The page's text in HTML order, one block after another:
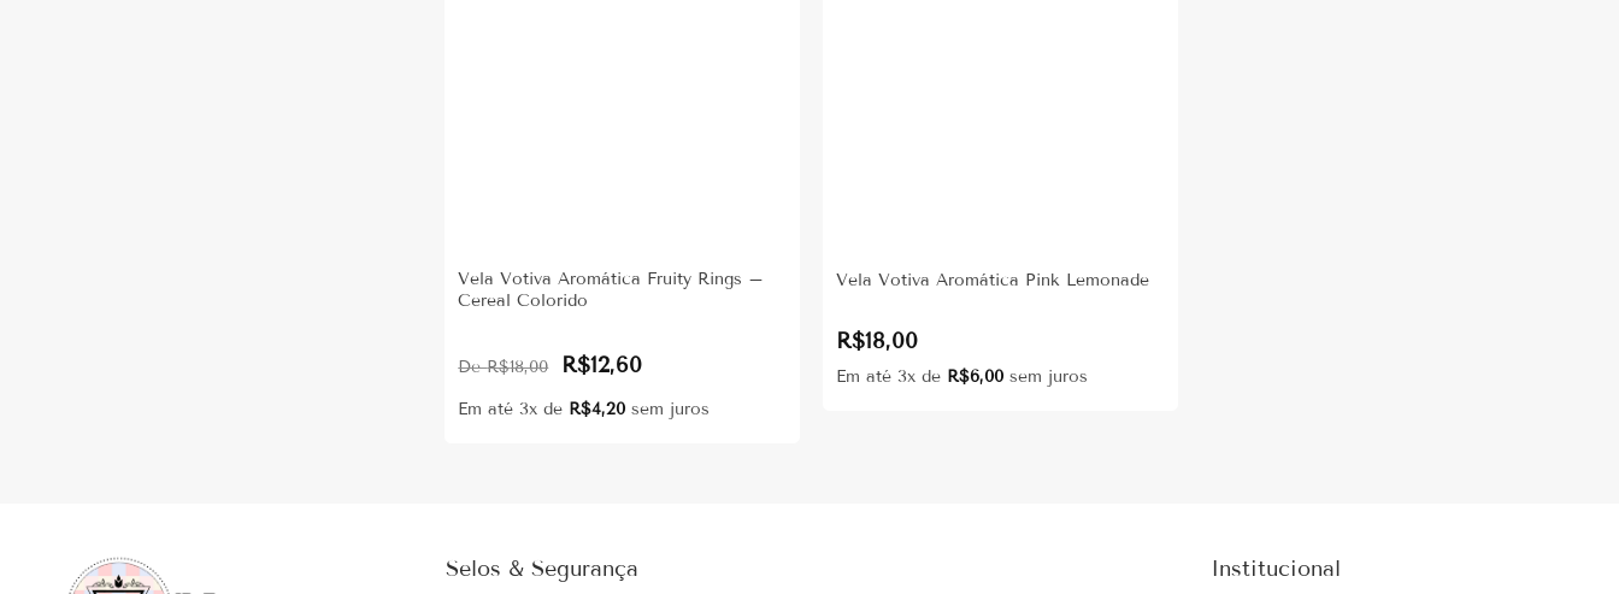
Vela Votiva Aromática Fruity Rings –
Cereal Colorido
R$18,00
Original
price
R$18,00.
R$12,60Current
price
R$12,60.
Em até 3x de R$4,20 sem juros
Vela Votiva Aromática Pink Lemonade
R$18,00
Em até 3x de R$6,00 sem juros
Selos & Segurança Institucional